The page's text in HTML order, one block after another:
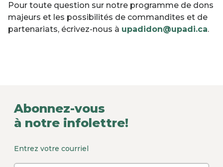
Pour toute question sur notre programme de dons
majeurs et les possibilités de commandites et de
partenariats, écrivez-nous à upadidon@upadi.ca.
Abonnez-vous
à notre infolettre!
Entrez votre courriel